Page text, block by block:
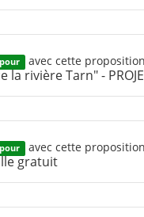
avec cette proposition
la rivière Tarn" -
avec cette proposition
gratuit